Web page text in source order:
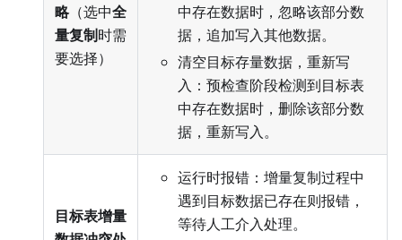
略（选中全
量复制时需
要选择）
中存在数据时，忽略该部分数
据，追加写入其他数据。
清空目标存量数据，重新写
入：预检查阶段检测到目标表
中存在数据时，删除该部分数
据，重新写入。
目标表增量
运行时报错：增量复制过程中
遇到目标数据已存在则报错，
等待人工介入处理。